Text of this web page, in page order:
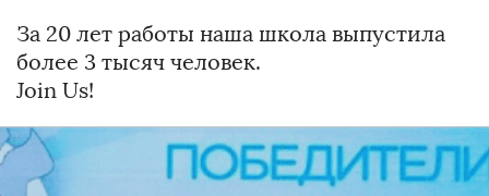
считаться бесплатным.
За 20 лет работы наша школа выпустила
более 3 тысяч человек.
Join Us!